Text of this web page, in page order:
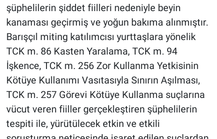
şüphelilerin şiddet fiilleri nedeniyle beyin
kanaması geçirmiş ve yoğun bakıma alınmıştır.
Barışçıl miting katılımcısı yurttaşlara yönelik
TCK m. 86 Kasten Yaralama, TCK m. 94
İşkence, TCK m. 256 Zor Kullanma Yetkisinin
Kötüye Kullanımı Vasıtasıyla Sınırın Aşılması,
TCK m. 257 Görevi Kötüye Kullanma suçlarına
vücut veren fiiller gerçekleştiren şüphelilerin
tespiti ile, yürütülecek etkin ve etkili